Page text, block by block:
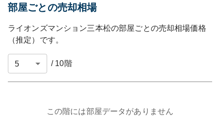
部屋ごとの売却相場
ライオンズマンション三本松の部屋ごとの売却相場価格
（推定）です。
/ 10階
この階には部屋データがありません